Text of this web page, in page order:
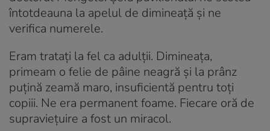
întotdeauna la apelul de dimineață și ne
verifica numerele.
Eram tratați la fel ca adulții. Dimineața,
primeam o felie de pâine neagră și la prânz
puțină zeamă maro, insuficientă pentru toți
copiii. Ne era permanent foame. Fiecare oră de
supraviețuire a fost un miracol.